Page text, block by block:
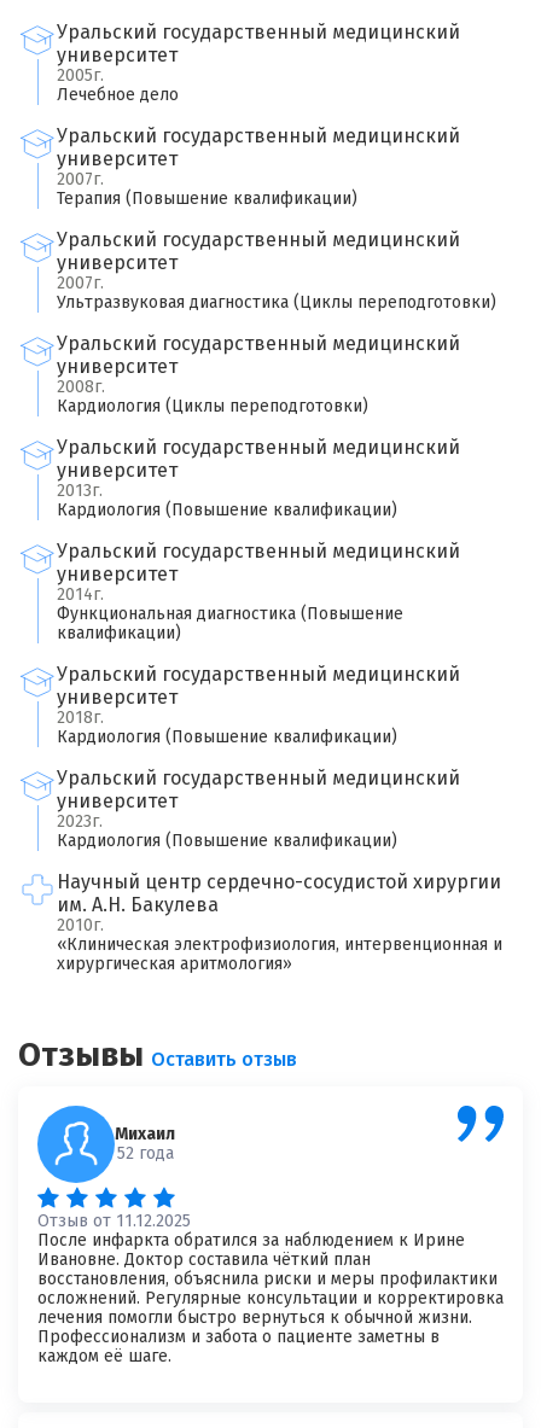
Уральский государственный медицинский
университет
2005г.
Лечебное дело
Уральский государственный медицинский
университет
2007г.
Терапия (Повышение квалификации)
Уральский государственный медицинский
университет
2007г.
Ультразвуковая диагностика (Циклы переподготовки)
Уральский государственный медицинский
университет
2008г.
Кардиология (Циклы переподготовки)
Уральский государственный медицинский
университет
2013г.
Кардиология (Повышение квалификации)
Уральский государственный медицинский
университет
2014г.
Функциональная диагностика (Повышение
квалификации)
Уральский государственный медицинский
университет
2018г.
Кардиология (Повышение квалификации)
Уральский государственный медицинский
университет
2023г.
Кардиология (Повышение квалификации)
Научный центр сердечно-сосудистой хирургии
им. А.Н. Бакулева
2010г.
«Клиническая электрофизиология, интервенционная и
хирургическая аритмология»
Отзывы Оставить отзыв
Михаил
52 года
Отзыв от 11.12.2025
После инфаркта обратился за наблюдением к Ирине
Ивановне. Доктор составила чёткий план
восстановления, объяснила риски и меры профилактики
осложнений. Регулярные консультации и корректировка
лечения помогли быстро вернуться к обычной жизни.
Профессионализм и забота о пациенте заметны в
каждом её шаге.
Спасибо, ваш отзыв на рассмотрении!
Оставить свой отзыв
Имя
Ваш возраст
Ваша оценка врачу
Отзыв о враче*
Я согласен наобработку моих персональных данных